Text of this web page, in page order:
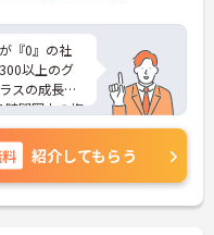
『0』の社
以上のグ
スの成長企
時間圏内の複
ートスタッ
ョンです。
タッフの身
与されるこ
間休日114
紹介してもらう